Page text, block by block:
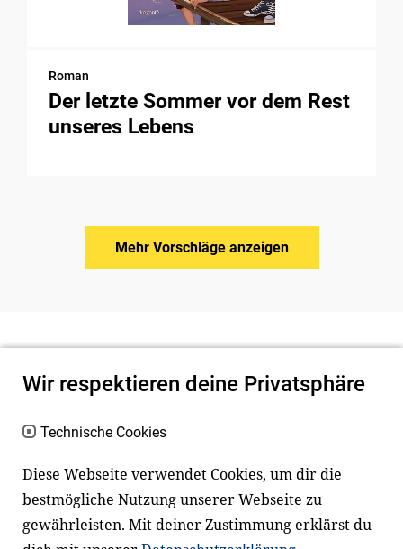
Roman
Der letzte Sommer vor dem Rest
unseres Lebens
Mehr Vorschläge anzeigen
Newsletter
Wir respektieren deine Privatsphäre
Technische Cookies
Diese Webseite verwendet Cookies, um dir die
bestmögliche Nutzung unserer Webseite zu
gewährleisten. Mit deiner Zustimmung erklärst du